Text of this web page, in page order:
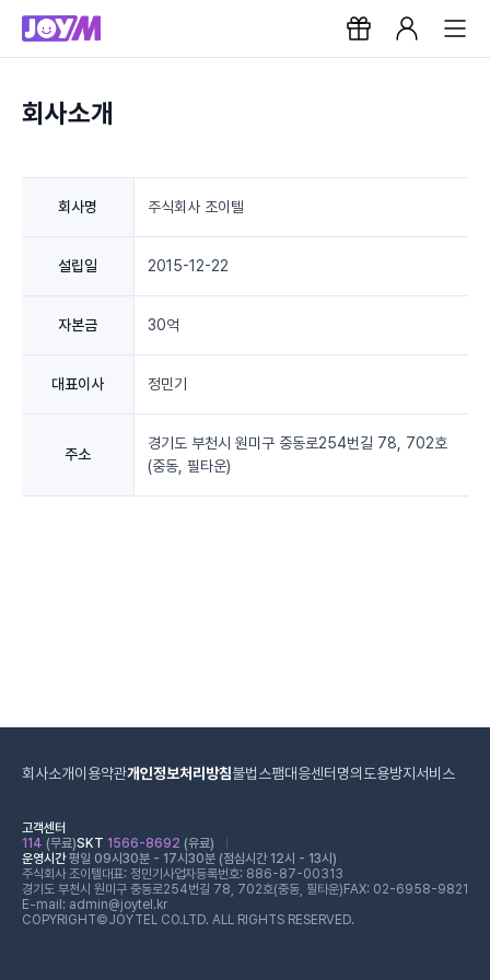
회사소개
회사명 주식회사 조이텔
설립일 2015-12-22
자본금 30억
대표이사 정민기
주소
경기도 부천시 원미구 중동로254번길 78, 702호
(중동, 필타운)
회사소개이용약관개인정보처리방침불법스팸대응센터 명의도용방지서비스
고객센터
114 (무료)SKT 1566-8692 (유료)
운영시간평일 09시30분 - 17시30분 (점심시간 12시 - 13시)
주식회사 조이텔대표: 정민기 사업자등록번호: 886-87-00313
경기도 부천시 원미구 중동로254번길 78, 702호(중동, 필타운) FAX: 02-6958-9821
E-mail: admin@joytel.kr
COPYRIGHT©JOYTEL CO.LTD. ALL RIGHTS RESERVED.